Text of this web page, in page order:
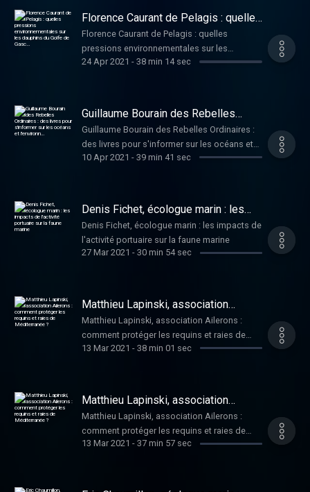
Florence Caurant de Pelagis : quelles
pressions environnementales sur les
dauphins du Golfe de Gasc…
Florence Caurant de Pelagis : quelles
pressions environnementales sur les
dauphins du Golfe de Gasc…
24 Apr 2021 - 38 min 14 sec
Guillaume Bourain des Rebelles
Ordinaires : des livres pour
s'informer sur les océans et
l'environn…
Guillaume Bourain des Rebelles Ordinaires :
des livres pour s'informer sur les océans et
l'environn…
10 Apr 2021 - 39 min 41 sec
Denis Fichet, écologue marin : les
impacts de l'activité portuaire sur la
faune marine
Denis Fichet, écologue marin : les impacts de
l'activité portuaire sur la faune marine
27 Mar 2021 - 30 min 54 sec
Matthieu Lapinski, association
Ailerons : comment protéger les
requins et raies de Méditerranée ?
Matthieu Lapinski, association Ailerons :
comment protéger les requins et raies de
Méditerranée ?
13 Mar 2021 - 38 min 01 sec
Matthieu Lapinski, association
Ailerons : comment protéger les
requins et raies de Méditerranée ?
Matthieu Lapinski, association Ailerons :
comment protéger les requins et raies de
Méditerranée ?
13 Mar 2021 - 37 min 57 sec